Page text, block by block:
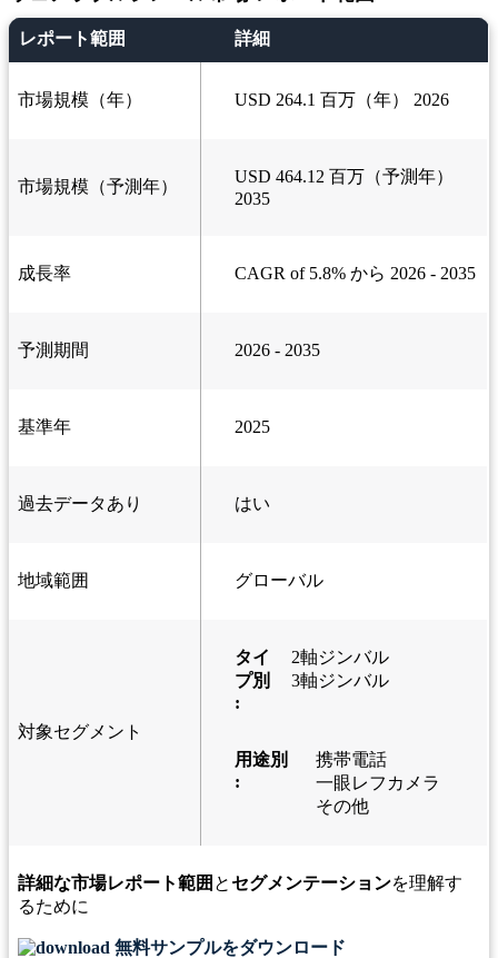
レポート範囲 詳細
市場規模（年） USD 264.1 百万（年） 2026
市場規模（予測年）
USD 464.12 百万（予測年）
2035
成長率 CAGR of 5.8% から 2026 - 2035
予測期間 2026 - 2035
基準年 2025
過去データあり はい
地域範囲 グローバル
対象セグメント
タイ
プ別
:
2軸ジンバル
3軸ジンバル
用途別
:
携帯電話
一眼レフカメラ
その他
詳細な市場レポート範囲 と セグメンテーションを理解す
るために
無料サンプルをダウンロード